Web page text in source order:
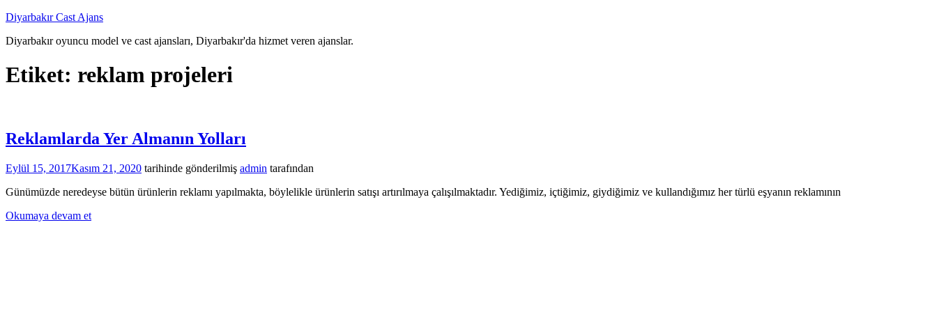
İçeriğe
Diyarbakır Cast Ajans
Diyarbakır oyuncu model ve cast ajansları, Diyarbakır'da hizmet veren ajanslar.
Etiket: reklam projeleri
Reklamlarda Yer Almanın Yolları
Eylül 15, 2017Kasım 21, 2020 tarihinde gönderilmiş admin tarafından
Günümüzde neredeyse bütün ürünlerin reklamı yapılmakta, böylelikle ürünlerin satışı artırılmaya çalışılmaktadır. Yediğimiz, içtiğimiz, giydiğimiz ve kullandığımız her türlü eşyanın reklamının
Okumaya devam et